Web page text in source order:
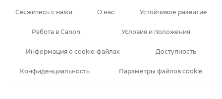
Свяжитесь с нами О нас Устойчивое развитие
Работа в Canon Условия и положения
Информация о cookie-файлах Доступность
Конфиденциальность Параметры файлов cookie